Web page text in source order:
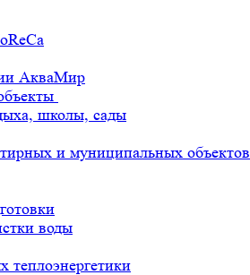
АкваМир
школы, сады
и муниципальных объектов
воды
теплоэнергетики